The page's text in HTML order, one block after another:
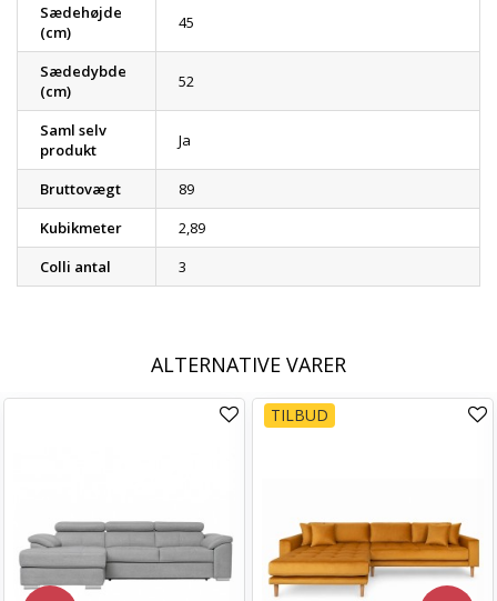
Sædehøjde
(cm)
45
Sædedybde
(cm)
52
Saml selv
produkt
Ja
Bruttovægt
89
Kubikmeter
2,89
Colli antal
3
ALTERNATIVE VARER
TILBUD